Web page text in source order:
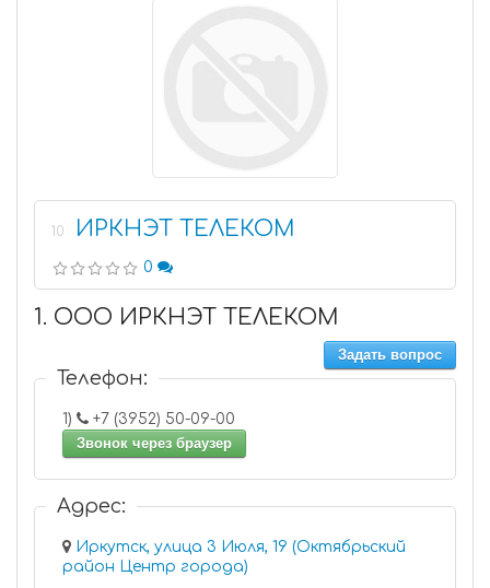
10 ИРКНЭТ ТЕЛЕКОМ
0
1. ООО ИРКНЭТ ТЕЛЕКОМ
Задать вопрос
Телефон:
1)
+7 (3952) 50-09-00
Звонок через браузер
Адрес:
Иркутск, улица 3 Июля, 19 (Октябрьский
район Центр города)